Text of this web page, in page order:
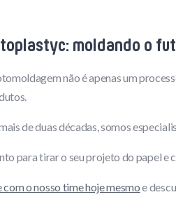
moldando o
não é apenas um
de duas décadas, somos
para tirar o seu projeto do papel e
com o nosso time hoje mesmoe